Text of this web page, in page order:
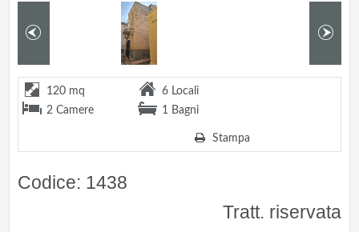
120 mq
6 Locali
2 Camere
1 Bagni
Stampa
Codice: 1438
Tratt. riservata